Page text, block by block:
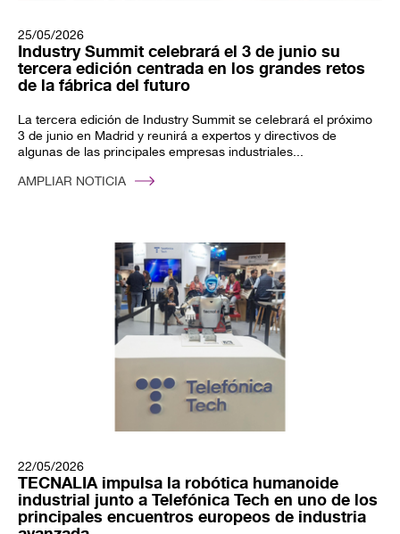
25/05/2026
Industry Summit celebrará el 3 de junio su
tercera edición centrada en los grandes retos
de la fábrica del futuro
La tercera edición de Industry Summit se celebrará el próximo
3 de junio en Madrid y reunirá a expertos y directivos de
algunas de las principales empresas industriales...
AMPLIAR NOTICIA
22/05/2026
TECNALIA impulsa la robótica humanoide
industrial junto a Telefónica Tech en uno de los
principales encuentros europeos de industria